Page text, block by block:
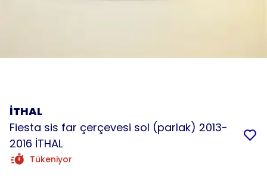
İTHAL
Fiesta sis far çerçevesi sol (parlak) 2013-
2016 İTHAL
Tükeniyor